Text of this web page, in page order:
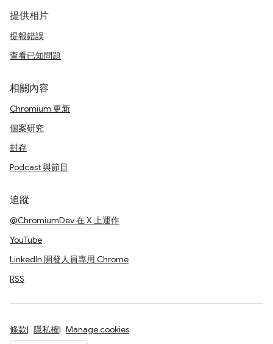
提供相片
提報錯誤
查看已知問題
相關內容
Chromium 更新
個案研究
封存
Podcast 與節目
追蹤
@ChromiumDev 在 X 上運作
YouTube
LinkedIn 開發人員專用 Chrome
RSS
條款 隱私權 Manage cookies